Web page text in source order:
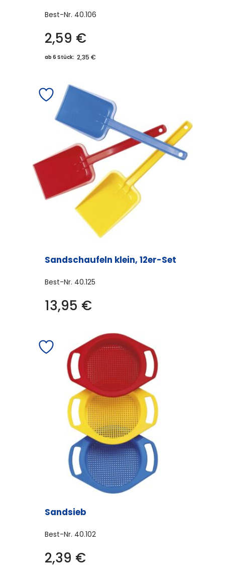
Best-Nr. 40.106
2,59 €
ab 6 Stück: 2,35 €
Sandschaufeln klein, 12er-Set
Best-Nr. 40.125
13,95 €
Sandsieb
Best-Nr. 40.102
2,39 €